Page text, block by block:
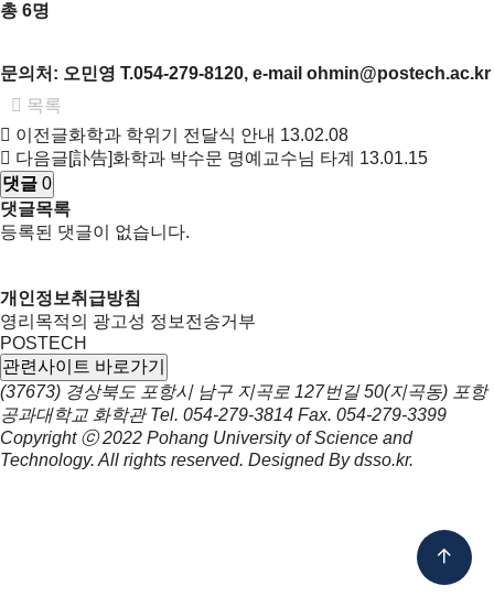
총 6명
문의처: 오민영 T.054-279-8120, e-mail ohmin@postech.ac.kr
목록
이전글화학과 학위기 전달식 안내 13.02.08
다음글[訃告]화학과 박수문 명예교수님 타계 13.01.15
댓글 0
댓글목록
등록된 댓글이 없습니다.
개인정보취급방침
영리목적의 광고성 정보전송거부
POSTECH
관련사이트 바로가기
(37673) 경상북도 포항시 남구 지곡로 127번길 50(지곡동) 포항
공과대학교 화학관 Tel. 054-279-3814 Fax. 054-279-3399
Copyright ⓒ 2022 Pohang University of Science and
Technology. All rights reserved. Designed Bydsso.kr.